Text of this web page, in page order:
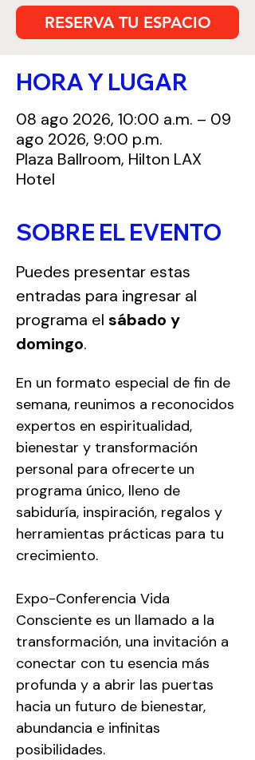
RESERVA TU ESPACIO
HORA Y LUGAR
08 ago 2026, 10:00 a.m. – 09
ago 2026, 9:00 p.m.
Plaza Ballroom, Hilton LAX
Hotel
SOBRE EL EVENTO
Puedes presentar estas
entradas para ingresar al
programa el sábado y
domingo.
En un formato especial de fin de
semana, reunimos a reconocidos
expertos en espiritualidad,
bienestar y transformación
personal para ofrecerte un
programa único, lleno de
sabiduría, inspiración, regalos y
herramientas prácticas para tu
crecimiento.
Expo-Conferencia Vida
Consciente es un llamado a la
transformación, una invitación a
conectar con tu esencia más
profunda y a abrir las puertas
hacia un futuro de bienestar,
abundancia e infinitas
posibilidades.